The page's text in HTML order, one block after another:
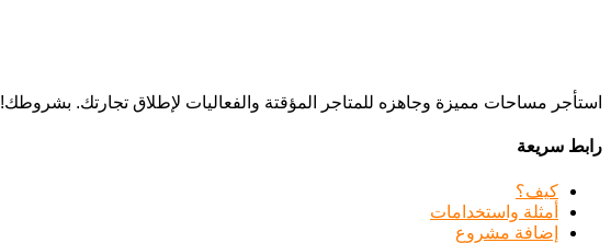
استأجر مساحات مميزة وجاهزه للمتاجر المؤقتة والفعاليات لإطلاق تجارتك. بشروطك!
رابط سريعة
كيف؟
أمثلة واستخدامات
إضافة مشروع